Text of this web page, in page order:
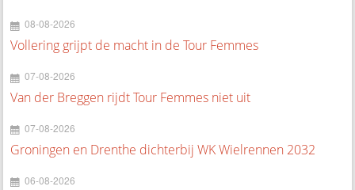
08-08-2026
Vollering grijpt de macht in de Tour Femmes
07-08-2026
Van der Breggen rijdt Tour Femmes niet uit
07-08-2026
Groningen en Drenthe dichterbij WK Wielrennen 2032
06-08-2026